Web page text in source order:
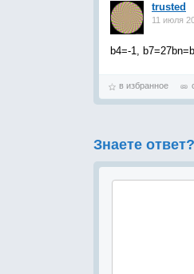
trusted
11 июля
b4=-1,
в избранное
Знаете ответ?